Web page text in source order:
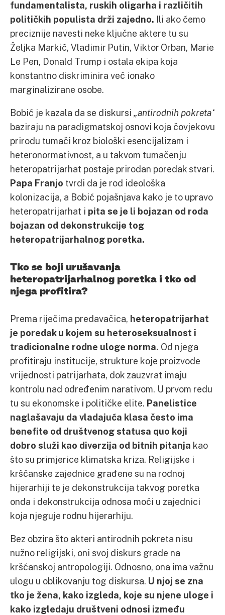
fundamentalista, ruskih oligarha i različitih
političkih populista drži zajedno. Ili ako ćemo
preciznije navesti neke ključne aktere tu su
Željka Markić, Vladimir Putin, Viktor Orban, Marie
Le Pen, Donald Trump i ostala ekipa koja
konstantno diskriminira već ionako
marginalizirane osobe.
Bobić je kazala da se diskursi „antirodnih pokreta“
baziraju na paradigmatskoj osnovi koja čovjekovu
prirodu tumači kroz biološki esencijalizam i
heteronormativnost, a u takvom tumačenju
heteropatrijarhat postaje prirodan poredak stvari.
Papa Franjo tvrdi da je rod ideološka
kolonizacija, a Bobić pojašnjava kako je to upravo
heteropatrijarhat i pita se je li bojazan od roda
bojazan od dekonstrukcije tog
heteropatrijarhalnog poretka.
Tko se boji urušavanja
heteropatrijarhalnog poretka i tko od
njega profitira?
Prema riječima predavačica, heteropatrijarhat
je poredak u kojem su heteroseksualnost i
tradicionalne rodne uloge norma. Od njega
profitiraju institucije, strukture koje proizvode
vrijednosti patrijarhata, dok zauzvrat imaju
kontrolu nad određenim narativom. U prvom redu
tu su ekonomske i političke elite. Panelistice
naglašavaju da vladajuća klasa često ima
benefite od društvenog statusa quo koji
dobro služi kao diverzija od bitnih pitanja kao
što su primjerice klimatska kriza. Religijske i
kršćanske zajednice građene su na rodnoj
hijerarhiji te je dekonstrukcija takvog poretka
onda i dekonstrukcija odnosa moći u zajednici
koja njeguje rodnu hijerarhiju.
Bez obzira što akteri antirodnih pokreta nisu
nužno religijski, oni svoj diskurs grade na
kršćanskoj antropologiji. Odnosno, ona ima važnu
ulogu u oblikovanju tog diskursa. U njoj se zna
tko je žena, kako izgleda, koje su njene uloge i
kako izgledaju društveni odnosi između